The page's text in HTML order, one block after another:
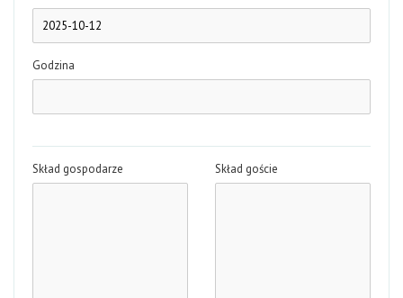
Godzina
Skład gospodarze Skład goście